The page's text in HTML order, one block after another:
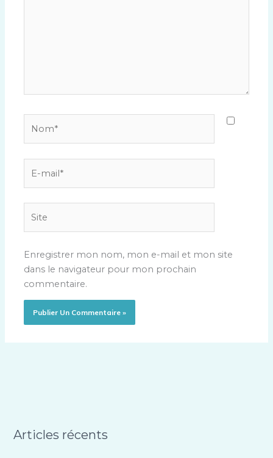
mail*
Enregistrer mon nom, mon e-mail et mon site
dans le navigateur pour mon prochain
commentaire.
Articles récents